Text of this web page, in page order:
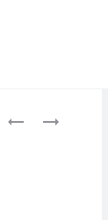
Product
OSMO